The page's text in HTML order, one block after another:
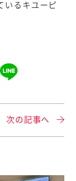
いるキユーピ
次の記事へ